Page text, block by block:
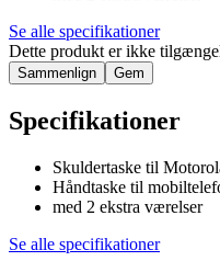
Se alle specifikationer
Dette produkt er ikke
Sammenlign Gem
Specifikationer
Skuldertaske til
Håndtaske til
med 2 ekstra værelser
Se alle specifikationer